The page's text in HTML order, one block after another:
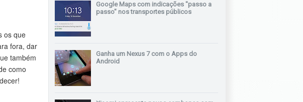
os que
fora, dar
também
como
Google Maps com indicações "passo a
passo" nos transportes públicos
Ganha um Nexus 7 com o Apps do
Android